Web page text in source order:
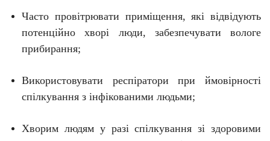
Часто провітрювати приміщення, які відвідують
потенційно хворі люди, забезпечувати вологе
прибирання;
Використовувати респіратори при ймовірності
спілкування з інфікованими людьми;
Хворим людям у разі спілкування зі здоровими